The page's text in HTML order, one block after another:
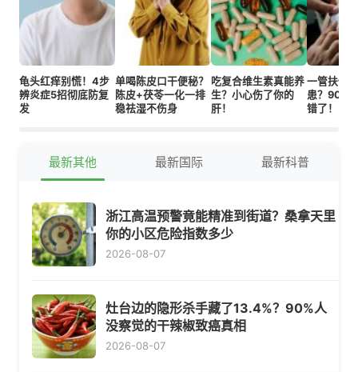
龟头红痒别慌！4步
辨炎症5招彻底防复
发
单喝陈皮口干便秘？
陈皮+茯苓一化一排
稳祛湿不伤身
吃复合维生素真能养
生？小心伤了你的
肝！
一管扶他
患？90%
错了！
最新其他 最新国际 最新科普
浙江高温预警竟能精准到街道？桑拿天里
你的小区危险指数多少
2026-08-07
灶台边的隐形杀手藏了13.4%？90%人
没察觉的干辣椒致癌真相
2026-08-07